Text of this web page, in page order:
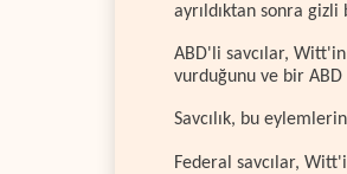
ayrıldıktan sonra
ABD'li savcılar,
vurduğunu ve bir
Savcılık, bu
Federal savcılar,